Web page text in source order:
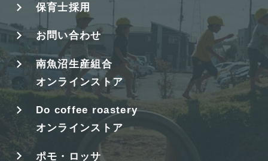
保育士採用
お問い合わせ
南魚沼生産組合
オンラインストア
Do coffee roastery
オンラインストア
ポモ・ロッサ